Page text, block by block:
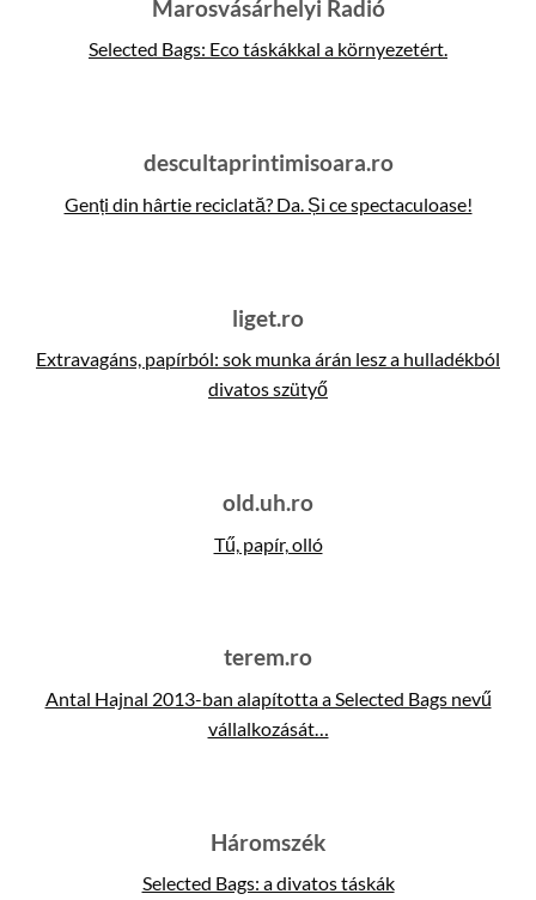
Marosvásárhelyi Radió
Selected Bags: Eco táskákkal a környezetért.
descultaprintimisoara.ro
Genți din hârtie reciclată? Da. Și ce spectaculoase!
liget.ro
Extravagáns, papírból: sok munka árán lesz a hulladékból
divatos szütyő
old.uh.ro
Tű, papír, olló
terem.ro
Antal Hajnal 2013-ban alapította a Selected Bags nevű
vállalkozását…
Háromszék
Selected Bags: a divatos táskák